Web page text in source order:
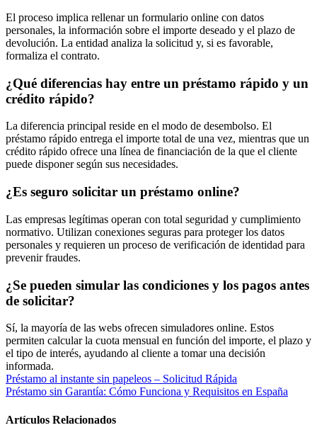
El proceso implica rellenar un formulario online con datos
personales, la información sobre el importe deseado y el plazo de
devolución. La entidad analiza la solicitud y, si es favorable,
formaliza el contrato.
¿Qué diferencias hay entre un préstamo rápido y un
crédito rápido?
La diferencia principal reside en el modo de desembolso. El
préstamo rápido entrega el importe total de una vez, mientras que un
crédito rápido ofrece una línea de financiación de la que el cliente
puede disponer según sus necesidades.
¿Es seguro solicitar un préstamo online?
Las empresas legítimas operan con total seguridad y cumplimiento
normativo. Utilizan conexiones seguras para proteger los datos
personales y requieren un proceso de verificación de identidad para
prevenir fraudes.
¿Se pueden simular las condiciones y los pagos antes
de solicitar?
Sí, la mayoría de las webs ofrecen simuladores online. Estos
permiten calcular la cuota mensual en función del importe, el plazo y
el tipo de interés, ayudando al cliente a tomar una decisión
informada.
Navegación
de
entradas
Préstamo al instante sin papeleos – Solicitud Rápida
Préstamo sin Garantía: Cómo Funciona y Requisitos en España
Artículos Relacionados